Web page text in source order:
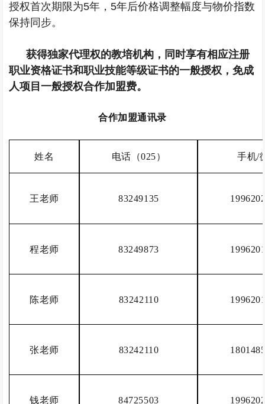
授权首次期限为5年，5年后价格调整幅度与物价指数
保持同步。
获得独家代理权的教培机构，同时享有相应注册
职业资格证书和职业技能等级证书的一般授权，免成
人项目一般授权合作加盟费。
合作加盟通讯录
姓名 电话（025） 手机/
王老师 83249135
程老师 83249873
陈老师 83242110
张老师 83242110
钱老师 84725503